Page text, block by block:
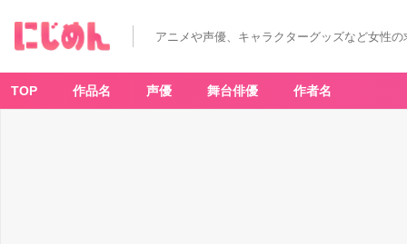
アニメや声優、キャラクターグッズなど女性
TOP 作品名 声優 舞台俳優 作者名